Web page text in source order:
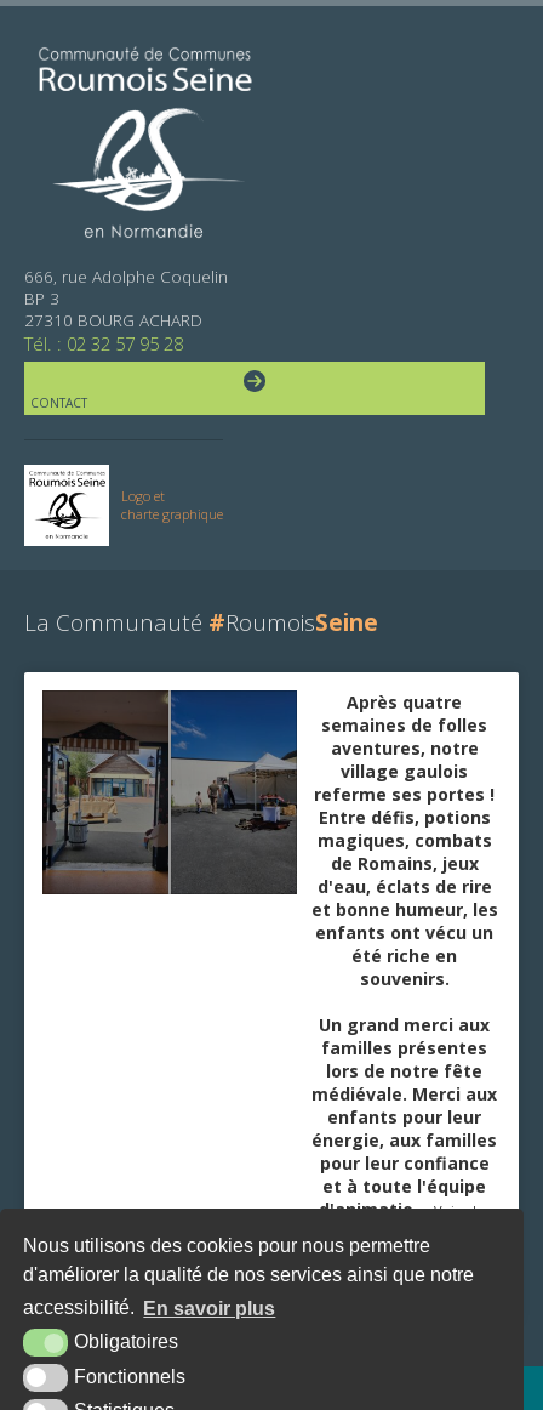
Nous utilisons des cookies pour nous permettre
d'améliorer la qualité de nos services ainsi que notre
accessibilité.
En savoir plus
Obligatoires
Fonctionnels
666, rue Adolphe Coquelin
BP 3
27310 BOURG ACHARD
Tél. : 02 32 57 95 28
CONTACT
Logo et
charte graphique
La Communauté #RoumoisSeine
Après quatre
semaines de folles
aventures, notre
village gaulois
referme ses portes !
Entre défis, potions
magiques, combats
de Romains, jeux
d'eau, éclats de rire
et bonne humeur, les
enfants ont vécu un
été riche en
souvenirs.
Un grand merci aux
familles présentes
lors de notre fête
médiévale. Merci aux
enfants pour leur
énergie, aux familles
pour leur confiance
et à toute l'équipe
d'animatio ...Voir plus
Plan du site Mentions légales